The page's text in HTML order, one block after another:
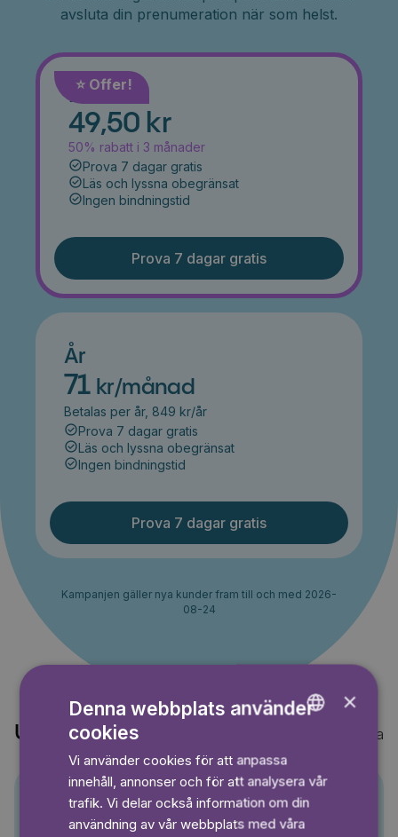
avsluta din prenumeration när som helst.
⭐️ Offer!
Månad
49,50 kr
50% rabatt i 3 månader
Prova 7 dagar gratis
Läs och lyssna obegränsat
Ingen bindningstid
Prova 7 dagar gratis
År
71 kr/månad
Betalas per år, 849 kr/år
Prova 7 dagar gratis
Läs och lyssna obegränsat
Ingen bindningstid
Prova 7 dagar gratis
Kampanjen gäller nya kunder fram till och med 2026-
08-24
Upptäck också Visa alla
SWEDISH
×
Denna webbplats använder
cookies
Vi använder cookies för att anpassa
innehåll, annonser och för att analysera vår
trafik. Vi delar också information om din
användning av vår webbplats med våra